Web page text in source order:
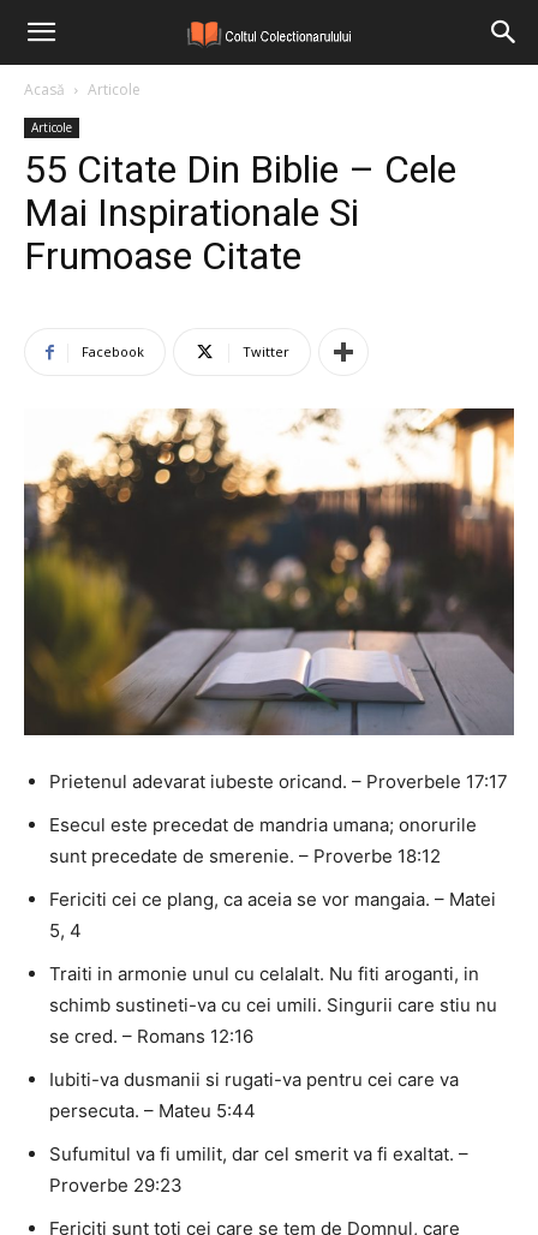
Acasă Articole
Articole
55 Citate Din Biblie – Cele
Mai Inspirationale Si
Frumoase Citate
Facebook Twitter
Prietenul adevarat iubeste oricand. – Proverbele 17:17
Esecul este precedat de mandria umana; onorurile
sunt precedate de smerenie. – Proverbe 18:12
Fericiti cei ce plang, ca aceia se vor mangaia. – Matei
5, 4
Traiti in armonie unul cu celalalt. Nu fiti aroganti, in
schimb sustineti-va cu cei umili. Singurii care stiu nu
se cred. – Romans 12:16
Iubiti-va dusmanii si rugati-va pentru cei care va
persecuta. – Mateu 5:44
Sufumitul va fi umilit, dar cel smerit va fi exaltat. –
Proverbe 29:23
Fericiti sunt toti cei care se tem de Domnul, care